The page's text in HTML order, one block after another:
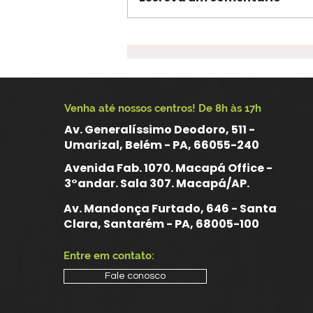
Estadual de Saúde do
Amapá no segmento dos
trabalhadores da saúde
Venha até nossos centros! De 8h às 17h
Av. Generalíssimo Deodoro, 511 -
Umarizal, Belém - PA, 66055-240
Avenida Fab. 1070. Macapá Office -
3°andar. Sala 307. Macapá/AP.
Av. Mandonça Furtado, 646 - Santa
Clara, Santarém - PA, 68005-100
Entre em contato:
Fale conosco